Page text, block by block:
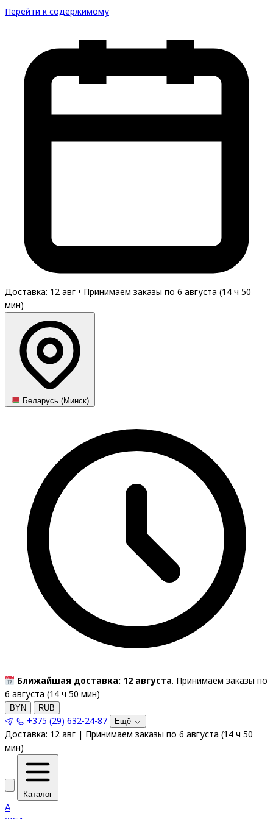
Перейти к содержимому
Доставка: 12 авг • Принимаем заказы по 6 августа (14 ч 50
мин)
Беларусь (Минск)
Ближайшая доставка: 12 августа. Принимаем заказы по
6 августа (14 ч 50 мин)
BYN RUB
+375 (29) 632-24-87 Ещё
Доставка: 12 авг | Принимаем заказы по 6 августа (14 ч 50
мин)
Каталог
A